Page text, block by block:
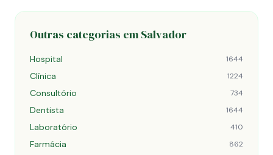
Outras categorias em Salvador
Hospital 1644
Clínica 1224
Consultório 734
Dentista 1644
Laboratório 410
Farmácia 862